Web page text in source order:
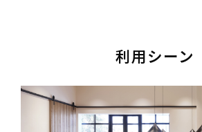
利用シーン